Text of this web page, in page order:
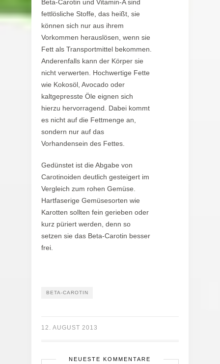
Beta-Carotin und Vitamin-A sind
fettlösliche Stoffe, das heißt, sie
können sich nur aus ihrem
Vorkommen herauslösen, wenn sie
Fett als Transportmittel bekommen.
Anderenfalls kann der Körper sie
nicht verwerten. Hochwertige Fette
wie Kokosöl, Avocado oder
kaltgepresste Öle eignen sich
hierzu hervorragend. Dabei kommt
es nicht auf die Fettmenge an,
sondern nur auf das
Vorhandensein des Fettes.
Gedünstet ist die Abgabe von
Carotinoiden deutlich gesteigert im
Vergleich zum rohen Gemüse.
Hartfaserige Gemüsesorten wie
Karotten sollten fein gerieben oder
kurz püriert werden, denn so
setzen sie das Beta-Carotin besser
frei.
BETA-CAROTIN
12. AUGUST 2013
NEUESTE KOMMENTARE